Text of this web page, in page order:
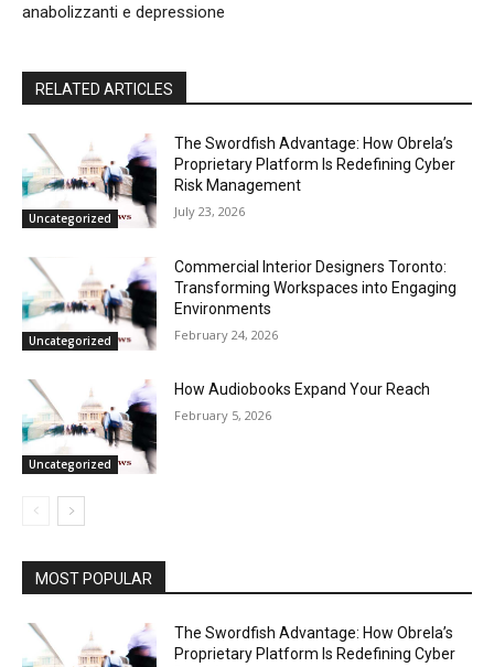
anabolizzanti e depressione
RELATED ARTICLES
Uncategorized
The Swordfish Advantage: How Obrela’s
Proprietary Platform Is Redefining Cyber
Risk Management
July 23, 2026
Uncategorized
Commercial Interior Designers Toronto:
Transforming Workspaces into Engaging
Environments
February 24, 2026
Uncategorized
How Audiobooks Expand Your Reach
February 5, 2026
MOST POPULAR
The Swordfish Advantage: How Obrela’s
Proprietary Platform Is Redefining Cyber